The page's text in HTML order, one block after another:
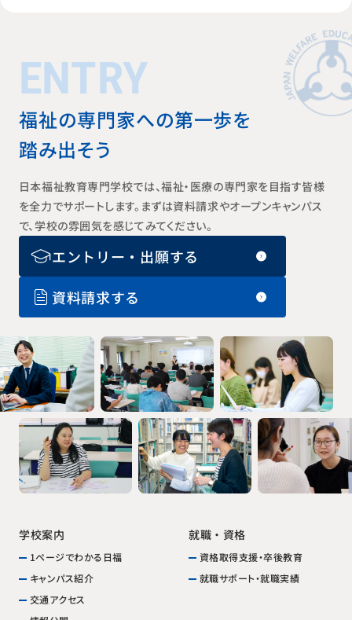
ENTRY
福祉の専門家への第一歩を
踏み出そう
日本福祉教育専門学校では、福祉・医療の専門家を目指す皆様
を全力でサポートします。まずは資料請求やオープンキャンパス
で、学校の雰囲気を感じてみてください。
エントリー・出願する
資料請求する
学校案内
1ページでわかる日福
キャンパス紹介
交通アクセス
就職・資格
資格取得支援・卒後教育
就職サポート・就職実績